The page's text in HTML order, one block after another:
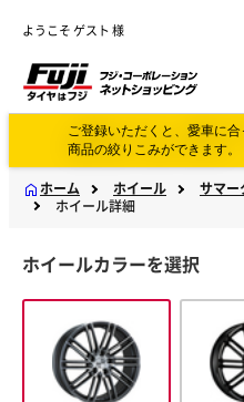
ようこそ ゲスト 様
ご登録いただくと、愛車に合
商品の絞りこみができます。
ホーム ホイール
サマー
ホイール詳細
ホイールカラーを選択